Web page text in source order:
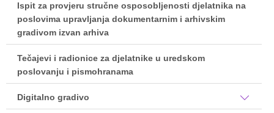
Ispit za provjeru stručne osposobljenosti djelatnika na
poslovima upravljanja dokumentarnim i arhivskim
gradivom izvan arhiva
Tečajevi i radionice za djelatnike u uredskom
poslovanju i pismohranama
Digitalno gradivo